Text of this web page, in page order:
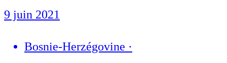
9 juin 2021
Bosnie-Herzégovine ·